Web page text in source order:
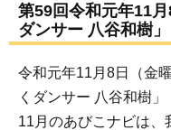
第59回令和元年11
ダンサー 八谷和樹」
令和元年11月8日（金
くダンサー 八谷和樹」
11月のあびこナビは、